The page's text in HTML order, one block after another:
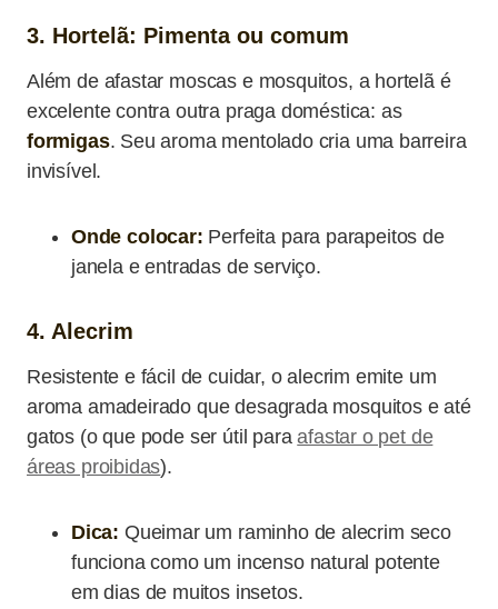
3. Hortelã: Pimenta ou comum
Além de afastar moscas e mosquitos, a hortelã é
excelente contra outra praga doméstica: as
formigas. Seu aroma mentolado cria uma barreira
invisível.
Onde colocar: Perfeita para parapeitos de
janela e entradas de serviço.
4. Alecrim
Resistente e fácil de cuidar, o alecrim emite um
aroma amadeirado que desagrada mosquitos e até
gatos (o que pode ser útil paraafastar o pet de
áreas proibidas).
Dica: Queimar um raminho de alecrim seco
funciona como um incenso natural potente
em dias de muitos insetos.